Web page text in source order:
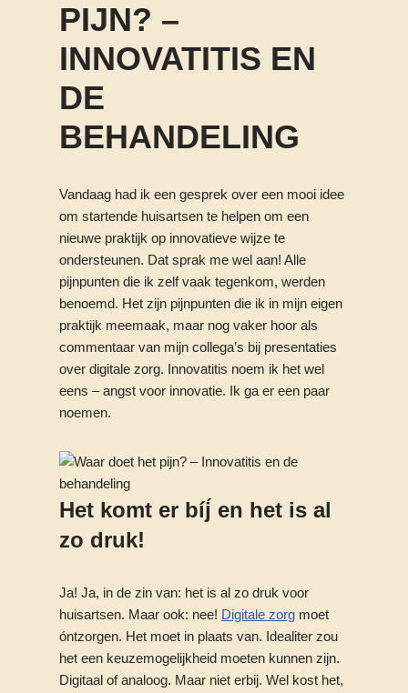
PIJN? –
INNOVATITIS EN
DE
BEHANDELING
Vandaag had ik een gesprek over een mooi idee
om startende huisartsen te helpen om een
nieuwe praktijk op innovatieve wijze te
ondersteunen. Dat sprak me wel aan! Alle
pijnpunten die ik zelf vaak tegenkom, werden
benoemd. Het zijn pijnpunten die ik in mijn eigen
praktijk meemaak, maar nog vaker hoor als
commentaar van mijn collega’s bij presentaties
over digitale zorg. Innovatitis noem ik het wel
eens – angst voor innovatie. Ik ga er een paar
noemen.
Het komt er bíj́ en het is al
zo druk!
Ja! Ja, in de zin van: het is al zo druk voor
huisartsen. Maar ook: nee! Digitale zorg moet
óntzorgen. Het moet in plaats van. Idealiter zou
het een keuzemogelijkheid moeten kunnen zijn.
Digitaal of analoog. Maar niet erbij. Wel kost het,